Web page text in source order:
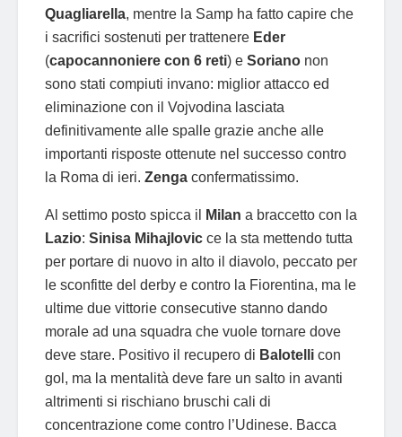
Quagliarella, mentre la Samp ha fatto capire che
i sacrifici sostenuti per trattenere Eder
(capocannoniere con 6 reti) e Soriano non
sono stati compiuti invano: miglior attacco ed
eliminazione con il Vojvodina lasciata
definitivamente alle spalle grazie anche alle
importanti risposte ottenute nel successo contro
la Roma di ieri. Zenga confermatissimo.
Al settimo posto spicca il Milan a braccetto con la
Lazio: Sinisa Mihajlovic ce la sta mettendo tutta
per portare di nuovo in alto il diavolo, peccato per
le sconfitte del derby e contro la Fiorentina, ma le
ultime due vittorie consecutive stanno dando
morale ad una squadra che vuole tornare dove
deve stare. Positivo il recupero di Balotelli con
gol, ma la mentalità deve fare un salto in avanti
altrimenti si rischiano bruschi cali di
concentrazione come contro l’Udinese. Bacca